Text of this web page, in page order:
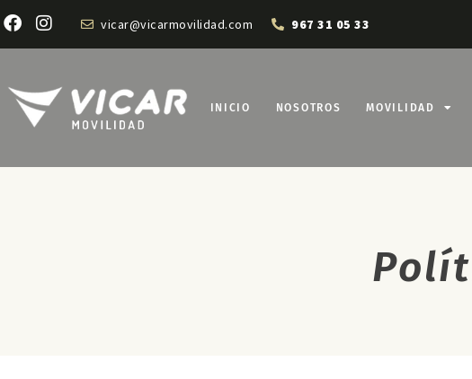
vicar@vicarmovilidad.com 967 31 05 33
INICIO NOSOTROS MOVILIDAD